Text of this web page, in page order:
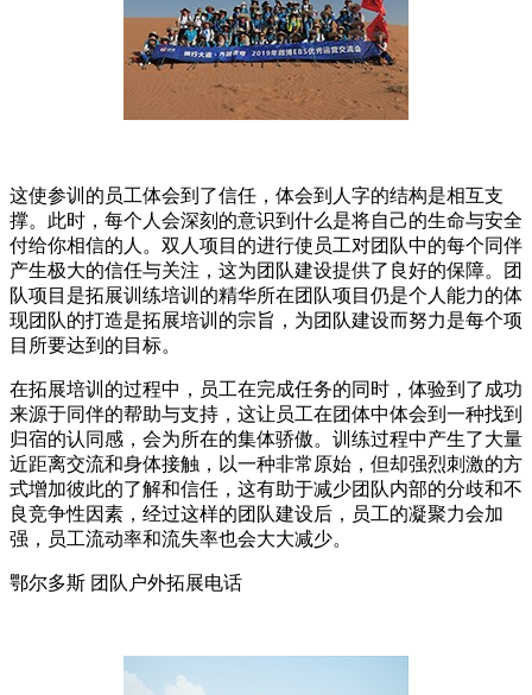
这使参训的员工体会到了信任，体会到人字的结构是相互支
撑。此时，每个人会深刻的意识到什么是将自己的生命与安全
付给你相信的人。双人项目的进行使员工对团队中的每个同伴
产生极大的信任与关注，这为团队建设提供了良好的保障。团
队项目是拓展训练培训的精华所在团队项目仍是个人能力的体
现团队的打造是拓展培训的宗旨，为团队建设而努力是每个项
目所要达到的目标。
在拓展培训的过程中，员工在完成任务的同时，体验到了成功
来源于同伴的帮助与支持，这让员工在团体中体会到一种找到
归宿的认同感，会为所在的集体骄傲。训练过程中产生了大量
近距离交流和身体接触，以一种非常原始，但却强烈刺激的方
式增加彼此的了解和信任，这有助于减少团队内部的分歧和不
良竞争性因素，经过这样的团队建设后，员工的凝聚力会加
强，员工流动率和流失率也会大大减少。
鄂尔多斯 团队户外拓展电话